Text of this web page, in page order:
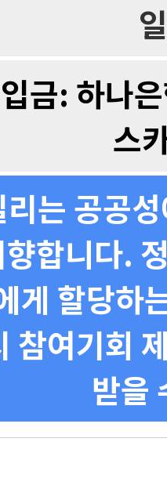
금: 하나
스
는 공공
합니다.
게 할당하
참여기회
받을